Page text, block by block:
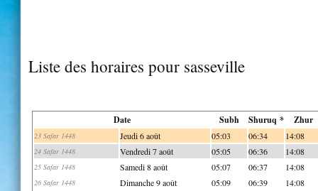
Liste des horaires pour sasseville
Date Subh Shuruq * Zhur
23 Safar 1448 Jeudi 6 août 05:03 06:34 14:08
24 Safar 1448 Vendredi 7 août 05:05 06:36 14:08
25 Safar 1448 Samedi 8 août 05:07 06:37 14:08
26 Safar 1448 Dimanche 9 août 05:09 06:39 14:08